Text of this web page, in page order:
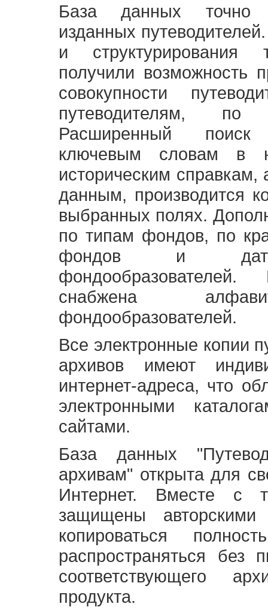
База данных точно
изданных
и структурирования
получили возможность
совокупности
путеводителям,
Расширенный
ключевым словам в
историческим
данным, производится
выбранных полях.
по типам фондов, по
фондов и
снабжена
фондообразователей.
Все электронные копии
архивов имеют
интернет-адреса, что
электронными
сайтами.
База данных
архивам" открыта для
Интернет. Вместе с
защищены
копироваться
распространяться без
соответствующего
продукта.